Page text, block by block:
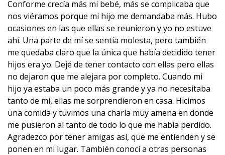
Conforme crecía más mi bebé, más se complicaba que
nos viéramos porque mi hijo me demandaba más. Hubo
ocasiones en las que ellas se reunieron y yo no estuve
ahí. Una parte de mí se sentía molesta, pero también
me quedaba claro que la única que había decidido tener
hijos era yo. Dejé de tener contacto con ellas pero ellas
no dejaron que me alejara por completo. Cuando mi
hijo ya estaba un poco más grande y ya no necesitaba
tanto de mí, ellas me sorprendieron en casa. Hicimos
una comida y tuvimos una charla muy amena en donde
me pusieron al tanto de todo lo que me había perdido.
Agradezco por tener amigas así, que me entienden y se
ponen en mi lugar. También conocí a otras personas